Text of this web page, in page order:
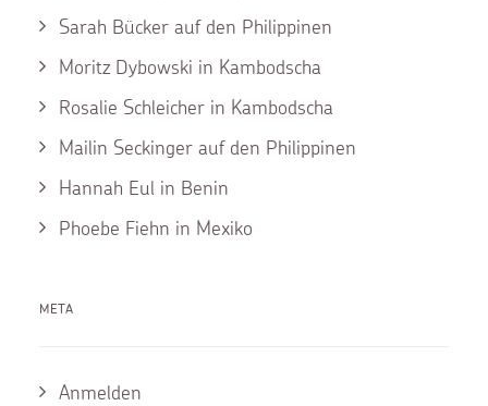
Sarah Bücker auf den Philippinen
Moritz Dybowski in Kambodscha
Rosalie Schleicher in Kambodscha
Mailin Seckinger auf den Philippinen
Hannah Eul in Benin
Phoebe Fiehn in Mexiko
META
Anmelden